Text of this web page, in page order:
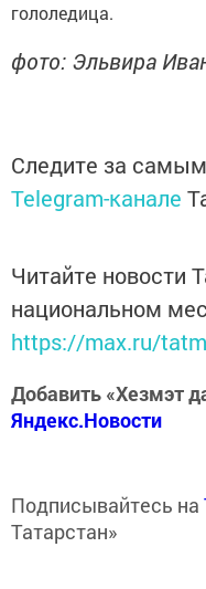
гололедица.
фото: Эльвира
Следите за
Telegram-канале
Читайте новости
национальном
https://max.ru/
Добавить «Хезмэт
Яндекс.Новости
Подписывайтесь на
Татарстан»